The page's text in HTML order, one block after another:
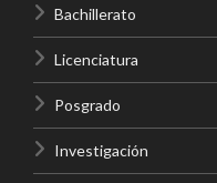
Bachillerato
Licenciatura
Posgrado
Investigación